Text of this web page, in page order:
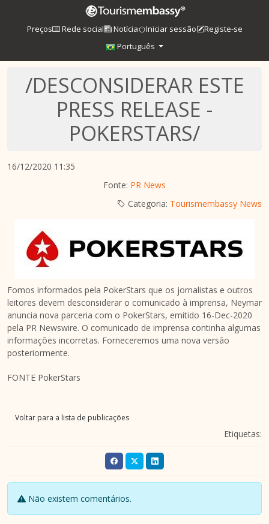
Preços Rede social Notícia Iniciar sessão
Registe-se
Português
/DESCONSIDERAR ESTE
PRESS RELEASE -
POKERSTARS/
16/12/2020 11:35
Fonte: PR News
Categoria: Tourismembassy News
Fomos informados pela PokerStars que os jornalistas e outros
leitores devem desconsiderar o comunicado à imprensa, Neymar
anuncia nova parceria com o PokerStars, emitido 16-Dec-2020
pela PR Newswire. O comunicado de imprensa continha algumas
informações incorretas. Forneceremos uma nova versão
posteriormente.
FONTE PokerStars
Voltar para a lista de publicações
Etiquetas:
Não existem comentários.